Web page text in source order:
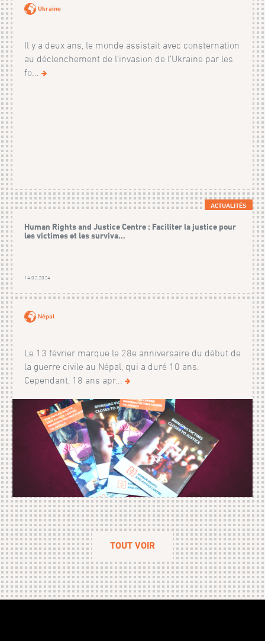
Ukraine
Il y a deux ans, le monde assistait avec consternation
au déclenchement de l’invasion de l’Ukraine par les
fo...
ACTUALITÉS
Human Rights and Justice Centre : Faciliter la justice pour
les victimes et les surviva...
14.02.2024
Népal
Le 13 février marque le 28e anniversaire du début de
la guerre civile au Népal, qui a duré 10 ans.
Cependant, 18 ans apr...
TOUT VOIR